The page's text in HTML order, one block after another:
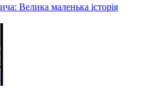
Велика маленька історія